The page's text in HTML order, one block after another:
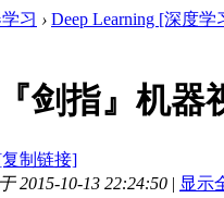
习 › Deep Learning [深度学
『剑指』机
制链接]
2015-10-13 22:24:50 | 显示